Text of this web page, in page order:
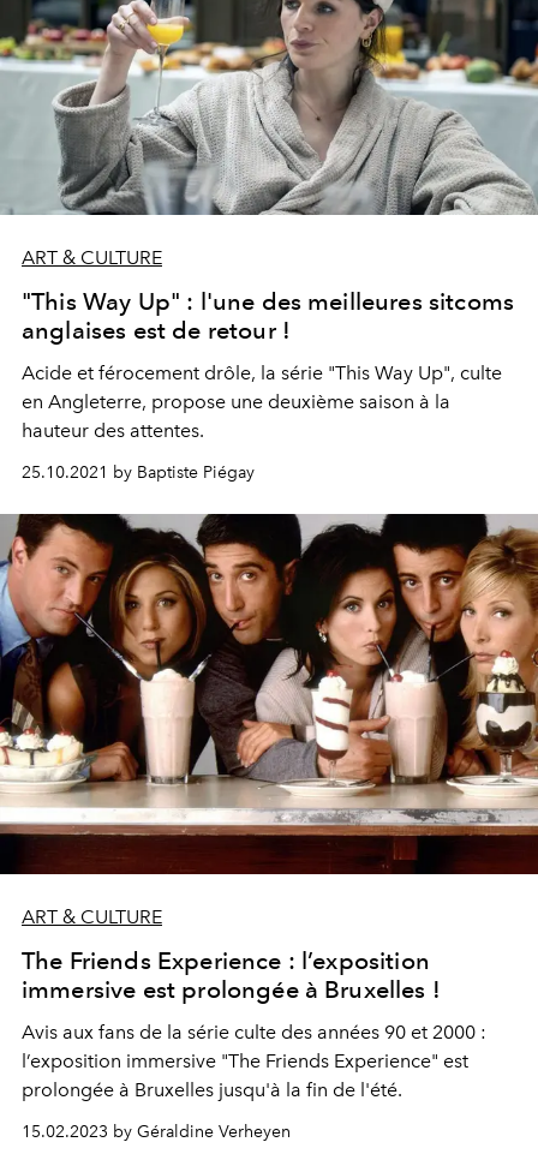
ART & CULTURE
"This Way Up" : l'une des meilleures sitcoms
anglaises est de retour !
Acide et férocement drôle, la série "This Way Up", culte
en Angleterre, propose une deuxième saison à la
hauteur des attentes.
25.10.2021 by Baptiste Piégay
ART & CULTURE
The Friends Experience : l’exposition
immersive est prolongée à Bruxelles !
Avis aux fans de la série culte des années 90 et 2000 :
l’exposition immersive "The Friends Experience" est
prolongée à Bruxelles jusqu'à la fin de l'été.
15.02.2023 by Géraldine Verheyen